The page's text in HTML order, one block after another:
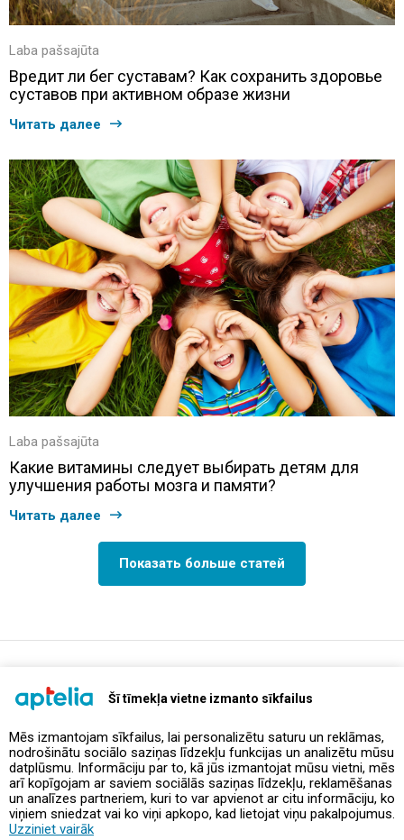
Šī tīmekļa vietne izmanto sīkfailus
Mēs izmantojam sīkfailus, lai personalizētu saturu un reklāmas,
nodrošinātu sociālo saziņas līdzekļu funkcijas un analizētu mūsu
datplūsmu. Informāciju par to, kā jūs izmantojat mūsu vietni, mēs
arī kopīgojam ar saviem sociālās saziņas līdzekļu, reklamēšanas
un analīzes partneriem, kuri to var apvienot ar citu informāciju, ko
viņiem sniedzat vai ko viņi apkopo, kad lietojat viņu pakalpojumus.
Uzziniet vairāk
Laba pašsajūta
Вредит ли бег суставам? Как сохранить здоровье
суставов при активном образе жизни
Читать далее
Laba pašsajūta
Какие витамины следует выбирать детям для
улучшения работы мозга и памяти?
Читать далее
Показать больше статей
Предложения и акции
Контакты